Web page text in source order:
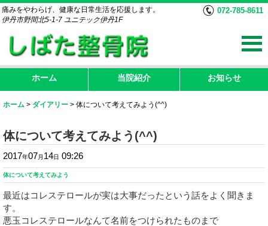
痛みをやわらげ、健康な日常生活を応援します。
伊丹市野間北5-1-7 ユニテック伊丹1F
072-785-8611
ホーム 当院紹介 お知らせ
ホーム > ダイアリー > 体について考えてみよう(^^)
体について考えてみよう(^^)
2017年07月 14日 09:26
体について考えてみよう
最近はコレステロールが実は大事だったという話をよく聞きま
す。
悪玉コレステロールなんて名前をつけられたものまで